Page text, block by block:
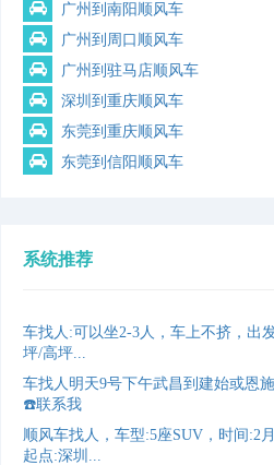
广州到南阳顺风车
广州到周口顺风车
广州到驻马店顺风车
深圳到重庆顺风车
东莞到重庆顺风车
东莞到信阳顺风车
系统推荐
车找人:可以坐2-3人，车上不挤，出
坪/高坪...
车找人明天9号下午武昌到建始或恩
☎️联系我
顺风车找人，车型:5座SUV，时间:2
起点:深圳...